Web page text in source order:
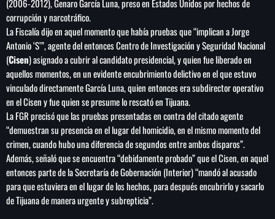
NOTAS
Cae primer detenido por robo a casa de
Karely Ruiz
Senado allana el nombramiento de Todd
Blanche como fiscal general de EE.UU.
Vinícius Jr renueva con en el Real Madrid
hasta 2032
(2006-2012), Genaro García Luna, preso en Estados Unidos por hechos de
corrupción y narcotráfico.
La Fiscalía dijo en aquel momento que había pruebas que “implican a Jorge
Antonio ‘S’”, agente del entonces Centro de Investigación y Seguridad Nacional
(Cisen) asignado a cubrir al candidato presidencial, y quien fue liberado en
aquellos momentos, en un evidente encubrimiento delictivo en el que estuvo
vinculado directamente García Luna, quien entonces era subdirector operativo
en el Cisen y fue quien se presume lo rescató en Tijuana.
La FGR precisó que las pruebas presentadas en contra del citado agente
“demuestran su presencia en el lugar del homicidio, en el mismo momento del
crimen, cuando hubo una diferencia de segundos entre ambos disparos”.
Además, señaló que se encuentra “debidamente probado” que el Cisen, en aquel
entonces parte de la Secretaría de Gobernación (Interior) “mandó al acusado
para que estuviera en el lugar de los hechos, para después encubrirlo y sacarlo
de Tijuana de manera urgente y subrepticia”.